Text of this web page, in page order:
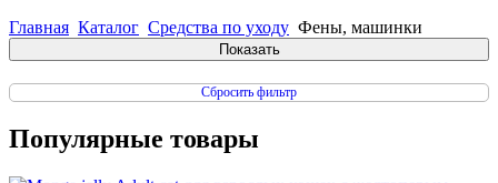
Главная Каталог Средства по уходу Фены, машинки
Сбросить фильтр
Популярные товары